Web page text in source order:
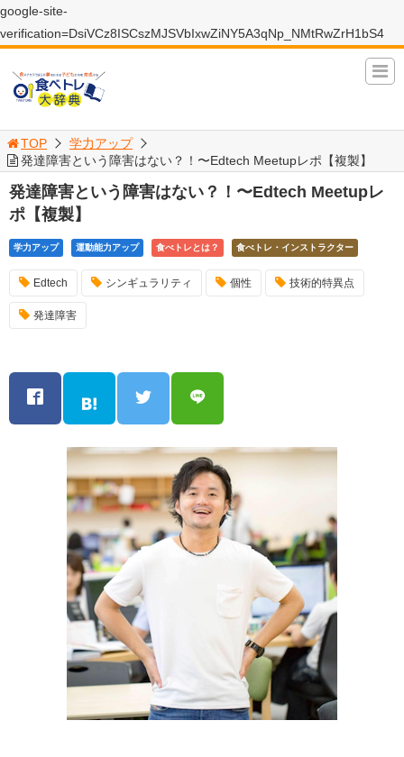
google-site-
verification=DsiVCz8ISCszMJSVbIxwZiNY5A3qNp_NMtRwZrH1bS4
TOP
学力アップ
発達障害という障害はない？！〜Edtech Meetupレポ【複製】
発達障害という障害はない？！〜Edtech Meetupレ
ポ【複製】
学力アップ 運動能力アップ 食べトレとは？ 食べトレ・インストラクター
Edtech シンギュラリティ 個性 技術的特異点
発達障害